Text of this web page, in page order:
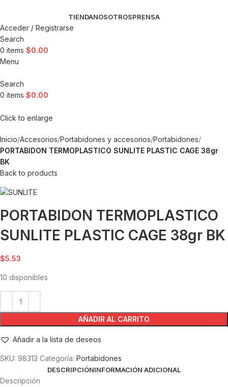
TIENDANOSOTROSPRENSA
Acceder / Registrarse
Search
0 items $0.00
Menu
Search
0 items $0.00
Click to enlarge
Inicio Accesorios Portabidones y accesorios Portabidones
PORTABIDON TERMOPLASTICO SUNLITE PLASTIC CAGE 38gr
BK
Back to products
PORTABIDON TERMOPLASTICO
SUNLITE PLASTIC CAGE 38gr BK
$5.53
10 disponibles
AÑADIR AL CARRITO
Añadir a la lista de deseos
SKU: 98313 Categoría: Portabidones
DESCRIPCIÓNINFORMACIÓN ADICIONAL
Descripción